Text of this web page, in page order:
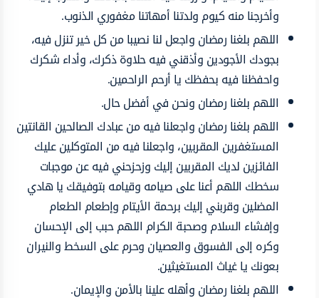
وأخرجنا منه كيوم ولدتنا أمهاتنا مغفوري الذنوب.
اللهم بلغنا رمضان واجعل لنا نصيبا من كل خير تنزل فيه،
بجودك الأجودين وأذقني فيه حلاوة ذكرك، وأداء شكرك
واحفظنا فيه بحفظك يا أرحم الراحمين.
اللهم بلغنا رمضان ونحن في أفضل حال.
اللهم بلغنا رمضان واجعلنا فيه من عبادك الصالحين القانتين
المستغفرين المقربين، واجعلنا فيه من المتوكلين عليك
الفائزين لديك المقربين إليك وزحزحني فيه عن موجبات
سخطك اللهم أعنا على صيامه وقيامه بتوفيقك يا هادي
المضلين وقربني إليك برحمة الأيتام وإطعام الطعام
وإفشاء السلام وصحبة الكرام اللهم حبب إلى الإحسان
وكره إلى الفسوق والعصيان وحرم على السخط والنيران
بعونك يا غياث المستغيثين.
اللهم بلغنا رمضان وأهله علينا بالأمن والإيمان.